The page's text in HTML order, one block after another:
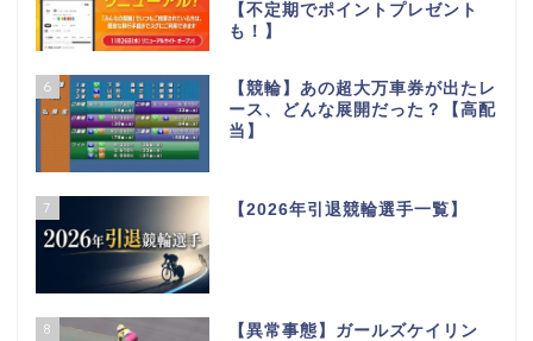
【不定期でポイントプレゼント
も！】
6
【競輪】あの超大万車券が出たレ
ース、どんな展開だった？【高配
当】
7 【2026年引退競輪選手一覧】
8
【異常事態】ガールズケイリン